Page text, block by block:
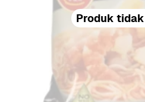
Produk